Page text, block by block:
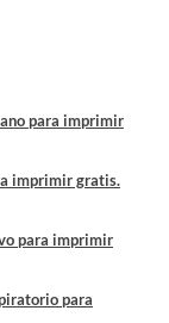
para imprimir
imprimir gratis.
para imprimir
para